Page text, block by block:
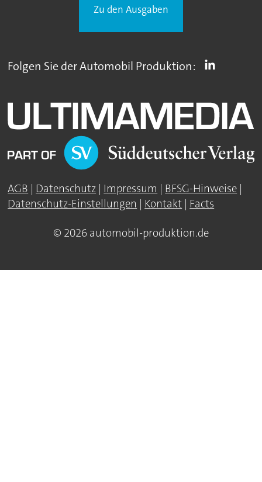
Zu den Ausgaben
Folgen Sie der Automobil Produktion:
AGB | Datenschutz | Impressum | BFSG-Hinweise |
Datenschutz-Einstellungen | Kontakt | Facts
© 2026 automobil-produktion.de